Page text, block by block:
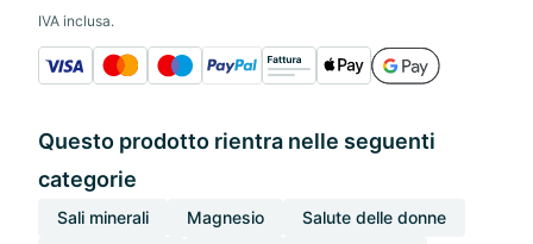
IVA inclusa.
Questo prodotto rientra nelle seguenti
categorie
Sali minerali Magnesio
Salute delle donne